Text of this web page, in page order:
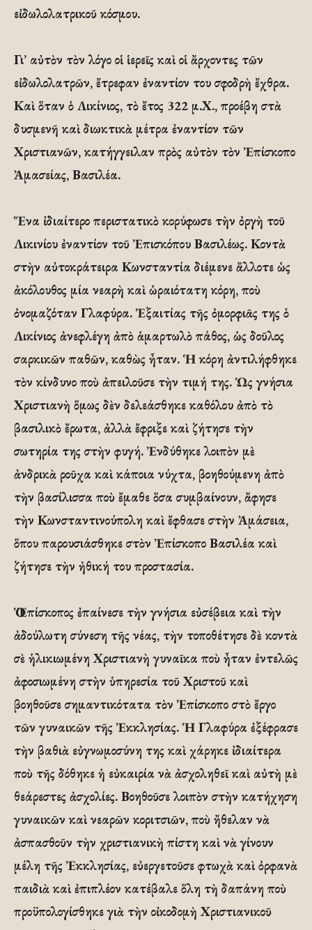
εἰδωλολατρικοῦ κόσμου.
Γι’ αὐτὸν τὸν λόγο οἱ ἱερεῖς καὶ οἱ ἄρχοντες τῶν
εἰδωλολατρῶν, ἔτρεφαν ἐναντίον του σφοδρὴ ἔχθρα.
Καὶ ὅταν ὁ Λικίνιος, τὸ ἔτος 322 μ.Χ., προέβη στὰ
δυσμενῆ καὶ διωκτικὰ μέτρα ἐναντίον τῶν
Χριστιανῶν, κατήγγειλαν πρὸς αὐτὸν τὸν Ἐπίσκοπο
Ἀμασείας, Βασιλέα.
Ἕνα ἰδιαίτερο περιστατικὸ κορύφωσε τὴν ὀργὴ τοῦ
Λικινίου ἐναντίον τοῦ Ἐπισκόπου Βασιλέως. Κοντὰ
στὴν αὐτοκράτειρα Κωνσταντία διέμενε ἄλλοτε ὡς
ἀκόλουθος μία νεαρὴ καὶ ὡραιότατη κόρη, ποὺ
ὀνομαζόταν Γλαφύρα. Ἐξαιτίας τῆς ὀμορφιᾶς της ὁ
Λικίνιος ἀνεφλέγη ἀπὸ ἁμαρτωλὸ πάθος, ὡς δοῦλος
σαρκικῶν παθῶν, καθὼς ἦταν. Ἡ κόρη ἀντιλήφθηκε
τὸν κίνδυνο ποὺ ἀπειλοῦσε τὴν τιμή της. Ὡς γνήσια
Χριστιανὴ ὅμως δὲν δελεάσθηκε καθόλου ἀπὸ τὸ
βασιλικὸ ἔρωτα, ἀλλὰ ἔφριξε καὶ ζήτησε τὴν
σωτηρία της στὴν φυγή. Ἐνδύθηκε λοιπὸν μὲ
ἀνδρικὰ ροῦχα καὶ κάποια νύχτα, βοηθούμενη ἀπὸ
τὴν βασίλισσα ποὺ ἔμαθε ὅσα συμβαίνουν, ἄφησε
τὴν Κωνσταντινούπολη καὶ ἔφθασε στὴν Ἀμάσεια,
ὅπου παρουσιάσθηκε στὸν Ἐπίσκοπο Βασιλέα καὶ
ζήτησε τὴν ἠθική του προστασία.
Ὁ Ἐπίσκοπος ἐπαίνεσε τὴν γνήσια εὐσέβεια καὶ τὴν
ἀδούλωτη σύνεση τῆς νέας, τὴν τοποθέτησε δὲ κοντὰ
σὲ ἡλικιωμένη Χριστιανὴ γυναῖκα ποὺ ἦταν ἐντελῶς
ἀφοσιωμένη στὴν ὑπηρεσία τοῦ Χριστοῦ καὶ
βοηθοῦσε σημαντικότατα τὸν Ἐπίσκοπο στὸ ἔργο
τῶν γυναικῶν τῆς Ἐκκλησίας. Ἡ Γλαφύρα ἐξέφρασε
τὴν βαθιὰ εὐγνωμοσύνη της καὶ χάρηκε ἰδιαίτερα
ποὺ τῆς δόθηκε ἡ εὐκαιρία νὰ ἀσχοληθεῖ καὶ αὐτὴ μὲ
θεάρεστες ἀσχολίες. Βοηθοῦσε λοιπὸν στὴν κατήχηση
γυναικῶν καὶ νεαρῶν κοριτσιῶν, ποὺ ἤθελαν νὰ
ἀσπασθοῦν τὴν χριστιανικὴ πίστη καὶ νὰ γίνουν
μέλη τῆς Ἐκκλησίας, εὐεργετοῦσε φτωχὰ καὶ ὀρφανὰ
παιδιὰ καὶ ἐπιπλέον κατέβαλε ὅλη τὴ δαπάνη ποὺ
προϋπολογίσθηκε γιὰ τὴν οἰκοδομὴ Χριστιανικοῦ